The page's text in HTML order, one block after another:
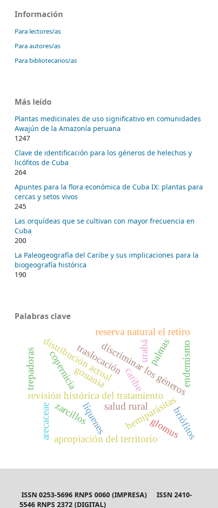
Información
Para lectores/as
Para autores/as
Para bibliotecarios/as
Más leído
Plantas medicinales de uso significativo en comunidades
Awajún de la Amazonía peruana
1247
Clave de identificación para los géneros de helechos y
licófitos de Cuba
264
Apuntes para la flora económica de Cuba IX: plantas para
cercas y setos vivos
245
Las orquídeas que se cultivan con mayor frecuencia en
Cuba
200
La Paleogeografía del Caribe y sus implicaciones para la
biogeografía histórica
190
Palabras clave
discriminar los géneros
revisión histórica del tratamiento
distribución actual caribe endemismo
líquenes
apropiación del territorio
hemiparásitas
salud rural
urabá
arecaceae
copernicia palmas
traslocación
reserva natural el retiro
briófitos
glomus
gouania
zarcillos
trepadoras
ISSN 0253-5696 RNPS 0060 (IMPRESA) ISSN 2410-
5546 RNPS 2372 (DIGITAL)